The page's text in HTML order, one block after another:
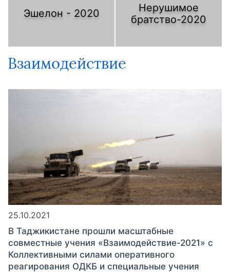
Эшелон - 2020
Нерушимое
братство-2020
Взаимодействие
25.10.2021
В Таджикистане прошли масштабные
совместные учения «Взаимодействие-2021» с
Коллективными силами оперативного
реагирования ОДКБ и специальные учения